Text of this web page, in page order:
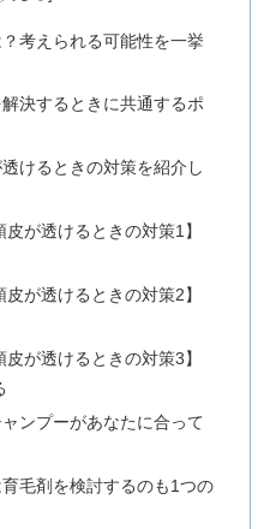
考えられる可能性を一挙
決するときに共通するポ
けるときの対策を紹介し
が透けるときの対策1】
が透けるときの対策2】
が透けるときの対策3】
ンプーがあなたに合って
毛剤を検討するのも1つの